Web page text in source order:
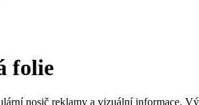
folie
nosič reklamy a vizuální informace.